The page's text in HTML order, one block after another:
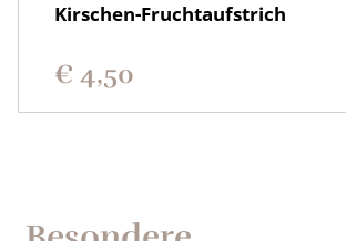
Kirschen-Fruchtaufstrich
€ 4,50